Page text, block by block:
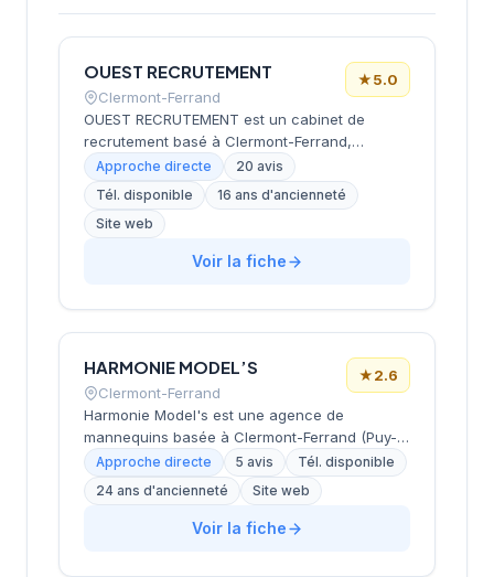
OUEST RECRUTEMENT
Clermont-Ferrand
★5.0
OUEST RECRUTEMENT est un cabinet de
recrutement basé à Clermont-Ferrand,
spécialisé dans le placement de candidats
dans le département du Puy-de-Dôme. Le
cabinet opère sous la marque Work&You et
accompagne les entreprises et les
demandeurs d'emploi dans leurs démarches
de recrutement et de placement professionnel.
Approche directe
20 avis
Tél. disponible
16 ans d'ancienneté
Site web
Voir la fiche
HARMONIE MODEL’S
Clermont-Ferrand
★2.6
Harmonie Model's est une agence de
mannequins basée à Clermont-Ferrand (Puy-
de-Dôme) spécialisée dans les secteurs de la
mode et de la publicité. L'agence propose un
large portefeuille de mannequins hommes et
femmes pour répondre aux besoins des
Approche directe 5 avis
Tél. disponible
24 ans d'ancienneté
Site web
Voir la fiche